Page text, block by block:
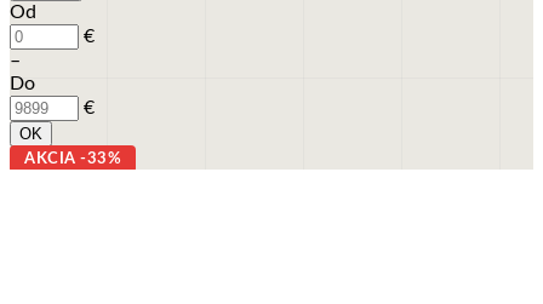
Od
€
–
Do
€
OK
AKCIA -33%